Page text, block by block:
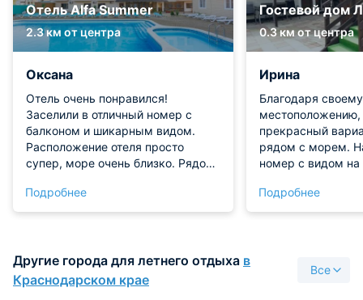
Отель Alfa Summer
2.3 км от центра
Оксана
Отель очень понравился!
Заселили в отличный номер с
балконом и шикарным видом.
Расположение отеля просто
супер, море очень близко. Рядом
столовых. Бассейн большой,
каждое утро его чистят. На
каждого человека было по три
комплекта полотенец (один из них
для бассейна и моря). Постельное
Подробнее
Гостевой дом
0.3 км от центра
Ирина
Благодаря
местоположению,
прекрасный
рядом с морем.
номер с видом на
Несмотря на
комнаты, в ней
этаже, где
Подробнее
Другие города для летнего отдыха в
Краснодарском крае
Все